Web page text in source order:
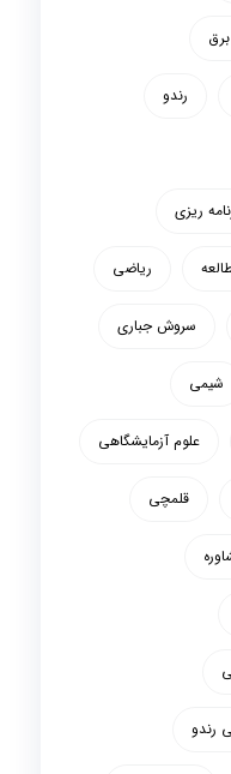
رندو
ریزی
ریاضی
سروش جباری
شیمی
علوم آزمایشگاهی
قلمچی
رندو